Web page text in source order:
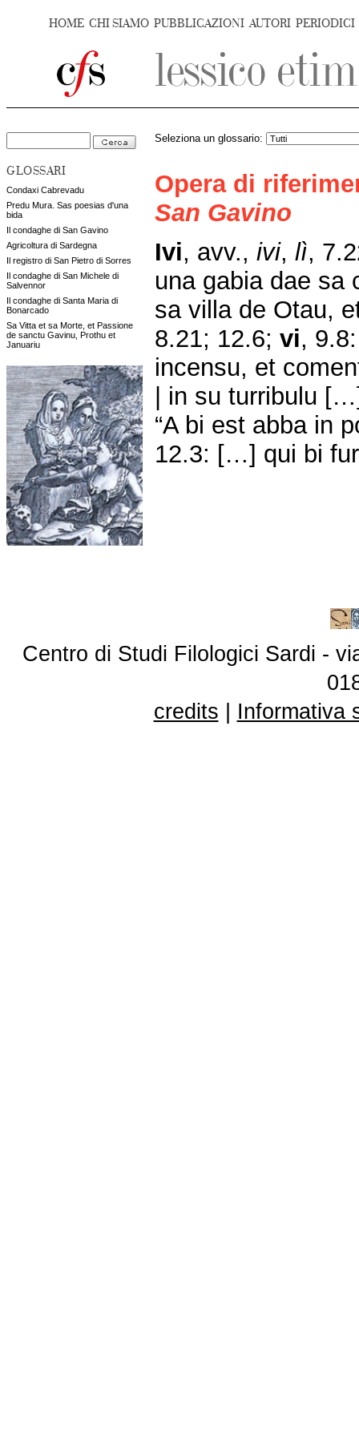
HOME CHI SIAMO PUBBLICAZIONI AUTORI PERIODICI
GLOSSARI
Condaxi Cabrevadu
Predu Mura. Sas poesias d'una
bida
Il condaghe di San Gavino
Agricoltura di Sardegna
Il registro di San Pietro di Sorres
Il condaghe di San Michele di
Salvennor
Il condaghe di Santa Maria di
Bonarcado
Sa Vitta et sa Morte, et Passione
de sanctu Gavinu, Prothu et
Januariu
Seleziona un glossario:
Opera di
San Gavino
Ivi, avv., ivi, lì,
una gabia dae sa
sa villa de Otau,
8.21; 12.6; vi,
incensu, et
| in su turribulu
“A bi est abba in
12.3: […] qui bi
Centro di Studi Filologici Sardi -
credits
Informativa